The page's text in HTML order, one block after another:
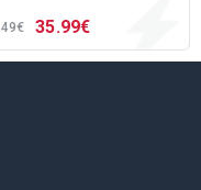
49€ 35 99€